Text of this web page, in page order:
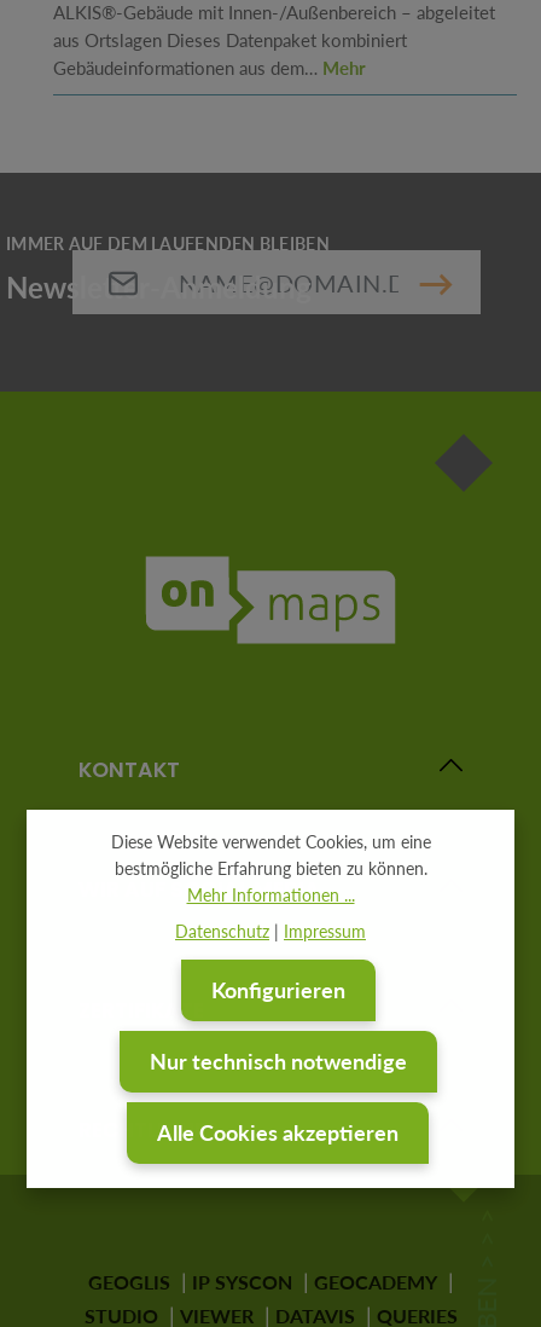
ALKIS®-Gebäude mit Innen-/Außenbereich – abgeleitet
aus Ortslagen Dieses Datenpaket kombiniert
Gebäudeinformationen aus dem… Mehr
Pflichtfelder.
KONTAKT
WIR AUF SOCIAL MEDIA
ZERTIFIKATE
RECHTLICHES
GEOGLIS IP SYSCON
GEOCADEMY
STUDIO
VIEWER DATAVIS QUERIES
Diese Website verwendet Cookies, um eine
bestmögliche Erfahrung bieten zu können.
Mehr Informationen ...
Datenschutz | Impressum
Nur technisch notwendige
Konfigurieren
Alle Cookies akzeptieren